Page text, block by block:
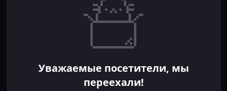
Букмекеры
CS 2
ФрибетыУважаемые посетители, мы
переехали!